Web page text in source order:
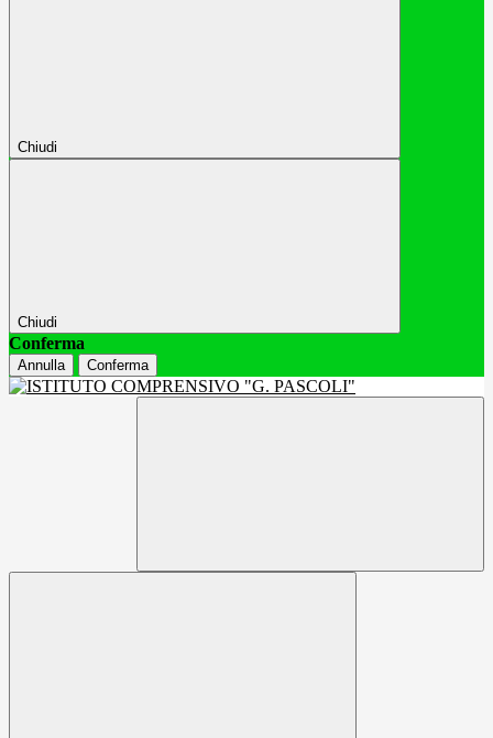
Chiudi
Chiudi
Conferma
Annulla Conferma